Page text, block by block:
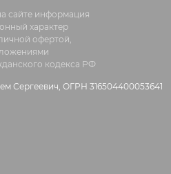
сайте информация
характер
офертой,
кодекса РФ
Сергеевич, ОГРН 316504400053641